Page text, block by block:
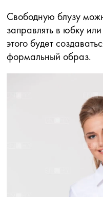
Свободную блузу
заправлять в юбку
этого будет
формальный образ.